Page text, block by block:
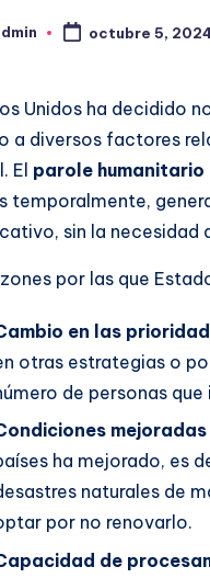
octubre 5,
Unidos ha decidido
a diversos factores
El parole humanitario
temporalmente,
sin la necesidad
por las que
en las
otras estrategias o
de personas
ha mejorado, es
naturales de
por no renovarlo.
de